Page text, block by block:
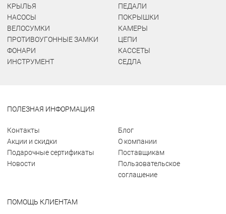
КРЫЛЬЯ
НАСОСЫ
ВЕЛОСУМКИ
ПРОТИВОУГОННЫЕ ЗАМКИ
ФОНАРИ
ИНСТРУМЕНТ
ПЕДАЛИ
ПОКРЫШКИ
КАМЕРЫ
ЦЕПИ
КАССЕТЫ
СЕДЛА
ПОЛЕЗНАЯ ИНФОРМАЦИЯ
Контакты
Акции и скидки
Подарочные сертификаты
Новости
Блог
О компании
Поставщикам
Пользовательское
соглашение
ПОМОЩЬ КЛИЕНТАМ